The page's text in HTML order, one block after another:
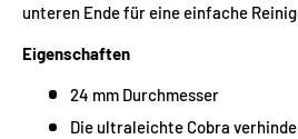
unteren Ende für eine einfache
Eigenschaften
24 mm Durchmesser
Die ultraleichte Cobra